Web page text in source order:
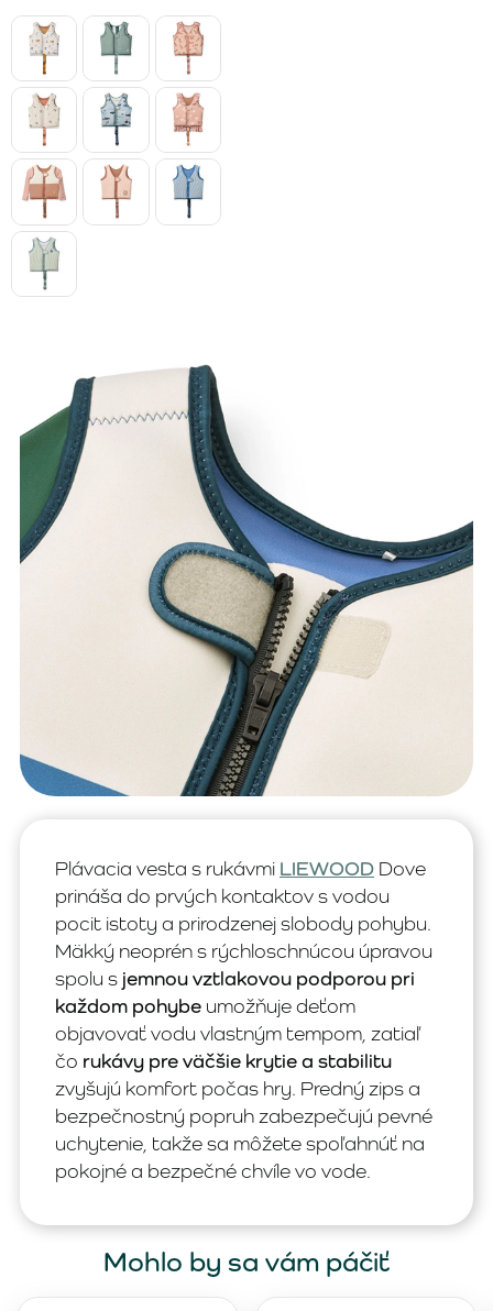
Plávacia vesta s rukávmi LIEWOOD Dove
prináša do prvých kontaktov s vodou
pocit istoty a prirodzenej slobody pohybu.
Mäkký neoprén s rýchloschnúcou úpravou
spolu s jemnou vztlakovou podporou pri
každom pohybe umožňuje deťom
objavovať vodu vlastným tempom, zatiaľ
čo rukávy pre väčšie krytie a stabilitu
zvyšujú komfort počas hry. Predný zips a
bezpečnostný popruh zabezpečujú pevné
uchytenie, takže sa môžete spoľahnúť na
pokojné a bezpečné chvíle vo vode.
Mohlo by sa vám páčiť